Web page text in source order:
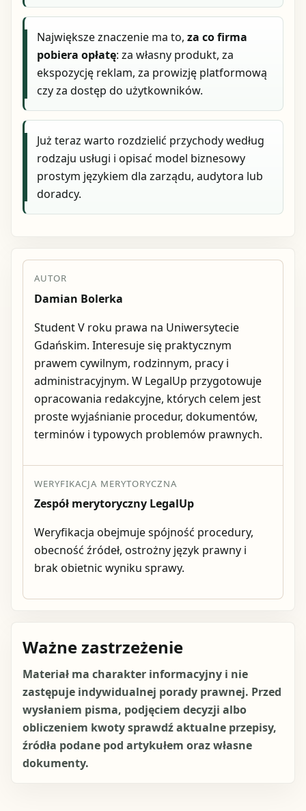
Największe znaczenie ma to,za co firma
pobiera opłatę: za własny produkt, za
ekspozycję reklam, za prowizję platformową
czy za dostęp do użytkowników.
Już teraz warto rozdzielić przychody według
rodzaju usługi i opisać model biznesowy
prostym językiem dla zarządu, audytora lub
doradcy.
AUTOR
Damian Bolerka
Student V roku prawa na Uniwersytecie
Gdańskim. Interesuje się praktycznym
prawem cywilnym, rodzinnym, pracy i
administracyjnym. W LegalUp przygotowuje
opracowania redakcyjne, których celem jest
proste wyjaśnianie procedur, dokumentów,
terminów i typowych problemów prawnych.
WERYFIKACJA MERYTORYCZNA
Zespół merytoryczny LegalUp
Weryfikacja obejmuje spójność procedury,
obecność źródeł, ostrożny język prawny i
brak obietnic wyniku sprawy.
Ważne zastrzeżenie
Materiał ma charakter informacyjny i nie
zastępuje indywidualnej porady prawnej. Przed
wysłaniem pisma, podjęciem decyzji albo
obliczeniem kwoty sprawdź aktualne przepisy,
źródła podane pod artykułem oraz własne
dokumenty.